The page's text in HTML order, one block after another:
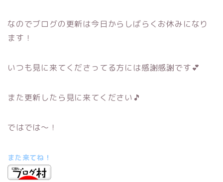
なのでブログの更新は今日からしばらくお休みになり
ます！
いつも見に来てくださってる方には感謝感謝です💕
また更新したら見に来てください🎵
ではでは～！
また来てね！